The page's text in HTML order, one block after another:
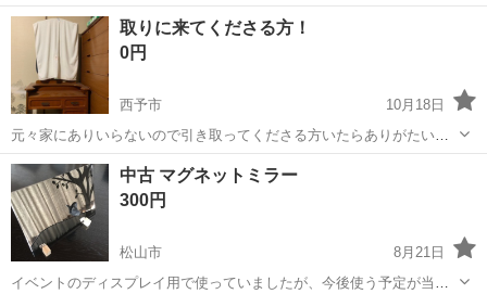
間休日は130日以上／未経験OK！ お仕事について スマートフォンやパ
ソコン、車などに使われるLED等の電子部品の製造とそれに付帯する
作業になります。①部品を...
徳島 鳴門市 勝瑞駅 その他
取りに来てくださる方！
0円
西予市
10月18日
元々家にありいらないので引き取ってくださる方いたらありがたいで
す 状態はいいと思います、ただ、埃が多少被っているのでお渡しの際
軽く拭いてお渡しします 独立式の鏡なので少し場所は取るかもしれま
せん 高さ 150c...
愛媛 西予市 ミラー/鏡 奥行き
中古 マグネットミラー
300円
松山市
8月21日
イベントのディスプレイ用で使っていましたが、今後使う予定が当分